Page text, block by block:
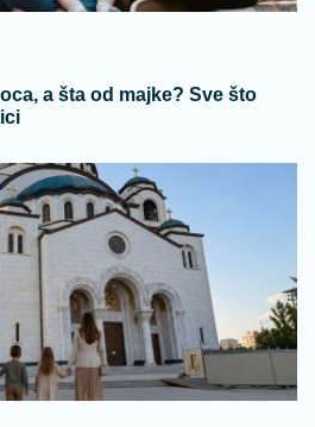
a šta od majke? Sve što